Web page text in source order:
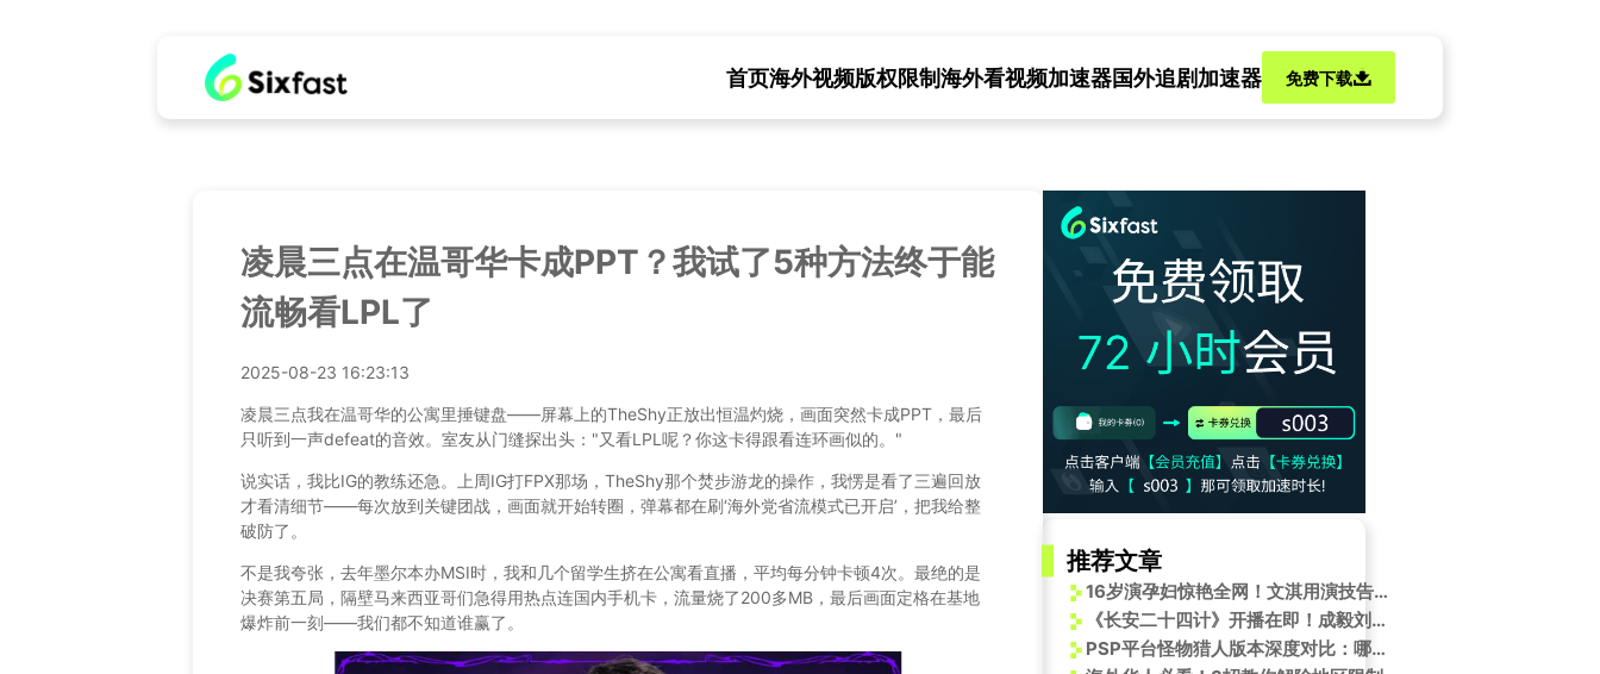
首页海外视频版权限制海外看视频加速器国外追剧加速器 免费下载
凌晨三点在温哥华卡成PPT？我试了5种方法终于能
流畅看LPL了
2025-08-23 16:23:13
凌晨三点我在温哥华的公寓里捶键盘——屏幕上的TheShy正放出恒温灼烧，画面突然卡成PPT，最后
只听到一声defeat的音效。室友从门缝探出头："又看LPL呢？你这卡得跟看连环画似的。"
说实话，我比IG的教练还急。上周IG打FPX那场，TheShy那个焚步游龙的操作，我愣是看了三遍回放
才看清细节——每次放到关键团战，画面就开始转圈，弹幕都在刷‘海外党省流模式已开启’，把我给整
破防了。
不是我夸张，去年墨尔本办MSI时，我和几个留学生挤在公寓看直播，平均每分钟卡顿4次。最绝的是
决赛第五局，隔壁马来西亚哥们急得用热点连国内手机卡，流量烧了200多MB，最后画面定格在基地
爆炸前一刻——我们都不知道谁赢了。
推荐文章
16岁演孕妇惊艳全网！文淇用演技告诉你什么叫天赋异禀
《长安二十四计》开播在即！成毅刘奕君王劲松同台飙戏，剧情高能反转不断
PSP平台怪物猎人版本深度对比：哪个版本最值得玩？